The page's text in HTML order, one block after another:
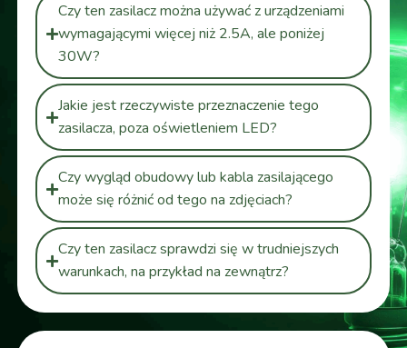
Czy ten zasilacz można używać z urządzeniami
wymagającymi więcej niż 2.5A, ale poniżej
30W?
Jakie jest rzeczywiste przeznaczenie tego
zasilacza, poza oświetleniem LED?
Czy wygląd obudowy lub kabla zasilającego
może się różnić od tego na zdjęciach?
Czy ten zasilacz sprawdzi się w trudniejszych
warunkach, na przykład na zewnątrz?